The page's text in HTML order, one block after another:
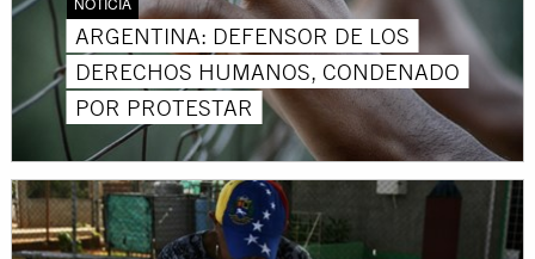
ARGENTINA: DEFENSOR DE LOS
DERECHOS HUMANOS, CONDENADO
POR PROTESTAR